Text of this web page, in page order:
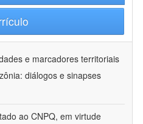
e marcadores territoriais
diálogos e sinapses
ao CNPQ, em virtude